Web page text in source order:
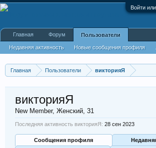
Войти
Главная Пользователи викторияЯ
викторияЯ
New Member, Женский, 31
Последняя активность викторияЯ: 28 сен 2023
Сообщения профиля
Главная Форум Пользователи
Недавняя активность Новые сообщения профиля